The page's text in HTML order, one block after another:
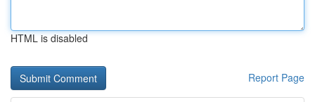
HTML is disabled
Report Page